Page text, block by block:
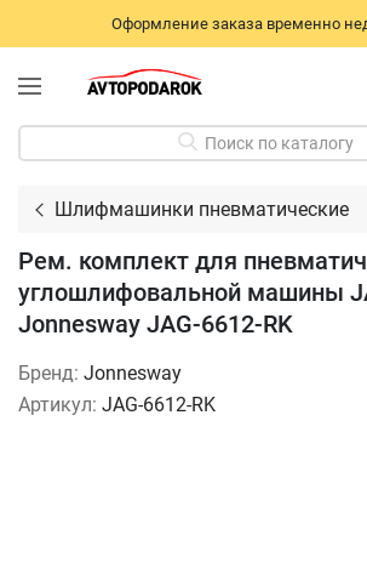
Оформление заказа временно
Поиск по каталогу
Шлифмашинки пневматические
Рем. комплект для
углошлифовальной машины
Jonnesway JAG-6612-RK
Бренд: Jonnesway
Артикул: JAG-6612-RK